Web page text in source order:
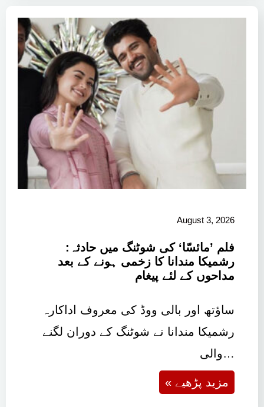
August 3, 2026
فلم ’مائسّا‘ کی شوٹنگ میں حادثہ:
رشمیکا مندانا کا زخمی ہونے کے بعد
مداحوں کے لئے پیغام
ساؤتھ اور بالی ووڈ کی معروف اداکارہ
رشمیکا مندانا نے شوٹنگ کے دوران لگنے
والی…
« مزید پڑھیے